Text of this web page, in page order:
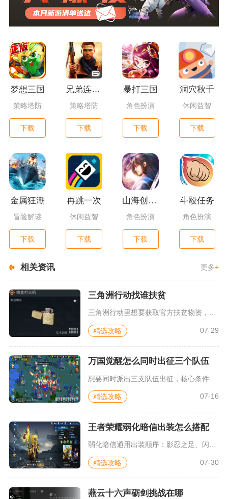
梦想三国
策略塔防
下载
兄弟连3：战争之子
策略塔防
下载
暴打三国
角色扮演
下载
洞穴秋千
休闲益智
下载
金属狂潮
冒险解谜
下载
再跳一次
休闲益智
下载
山海创世录一剑天逆
角色扮演
下载
斗殴任务
角色扮演
下载
相关资讯 更多+
三角洲行动找谁扶贫
三角洲行动里想要获取官方扶贫物资，直接对接烽火地带地图选择界...
精选攻略 07-29
万国觉醒怎么同时出征三个队伍
想要同时派出三支队伍出征，核心条件是将市政厅升级至11级，解...
精选攻略 07-16
王者荣耀弱化暗信出装怎么搭配
精选攻略 07-30
燕云十六声砺剑挑战在哪